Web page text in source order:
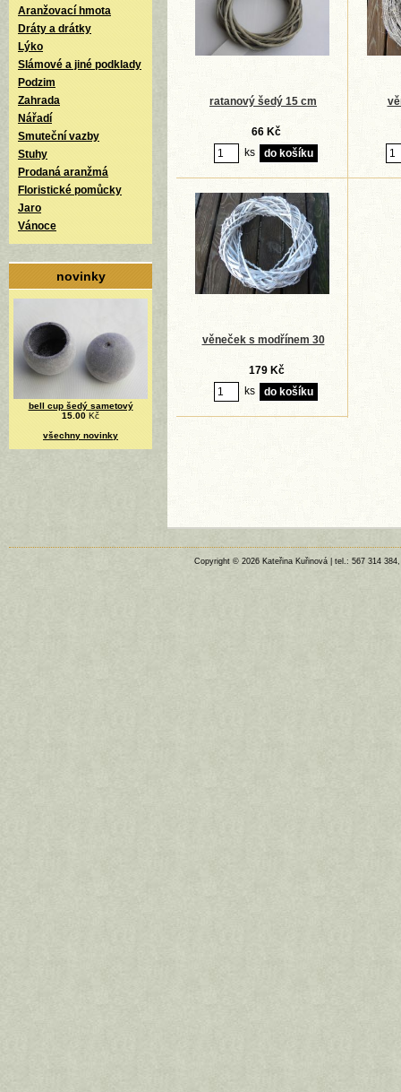
Aranžovací hmota
Dráty a drátky
Lýko
Slámové a jiné podklady
Podzim
Zahrada
Nářadí
Smuteční vazby
Stuhy
Prodaná aranžmá
Floristické pomůcky
Jaro
Vánoce
novinky
bell cup šedý sametový
15.00 Kč
všechny novinky
ratanový šedý 15 cm
66 Kč
ks
věneček s modřínem 30
179 Kč
ks
Copyright © 2026 Kateřina Kuřinová | tel.: 567 314